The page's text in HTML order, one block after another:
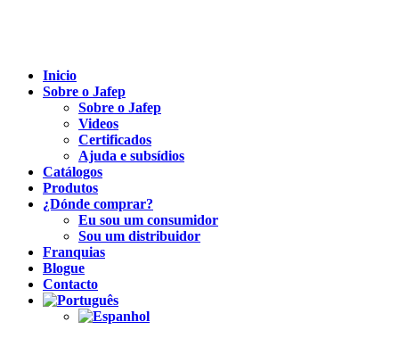
Inicio
Sobre o Jafep
Sobre o Jafep
Videos
Certificados
Ajuda e subsídios
Catálogos
Produtos
¿Dónde comprar?
Eu sou um consumidor
Sou um distribuidor
Franquias
Blogue
Contacto